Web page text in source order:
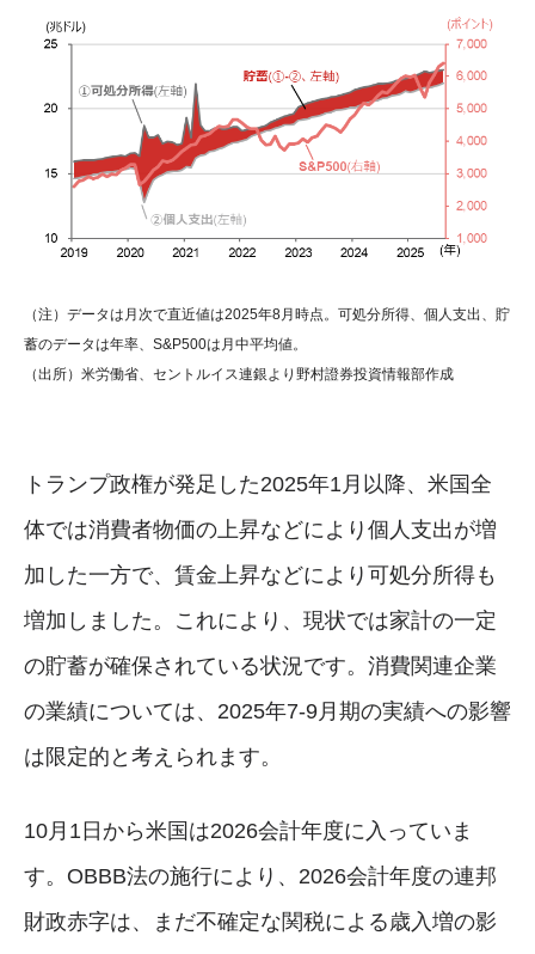
（注）データは月次で直近値は2025年8月時点。可処分所得、個人支出、貯
蓄のデータは年率、S&P500は月中平均値。
（出所）米労働省、セントルイス連銀より野村證券投資情報部作成
トランプ政権が発足した2025年1月以降、米国全
体では消費者物価の上昇などにより個人支出が増
加した一方で、賃金上昇などにより可処分所得も
増加しました。これにより、現状では家計の一定
の貯蓄が確保されている状況です。消費関連企業
の業績については、2025年7-9月期の実績への影響
は限定的と考えられます。
10月1日から米国は2026会計年度に入っていま
す。OBBB法の施行により、2026会計年度の連邦
財政赤字は、まだ不確定な関税による歳入増の影